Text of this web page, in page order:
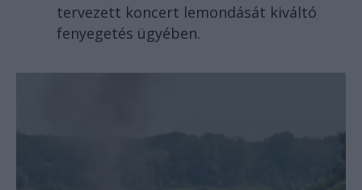
tervezett koncert lemondását kiváltó
fenyegetés ügyében.